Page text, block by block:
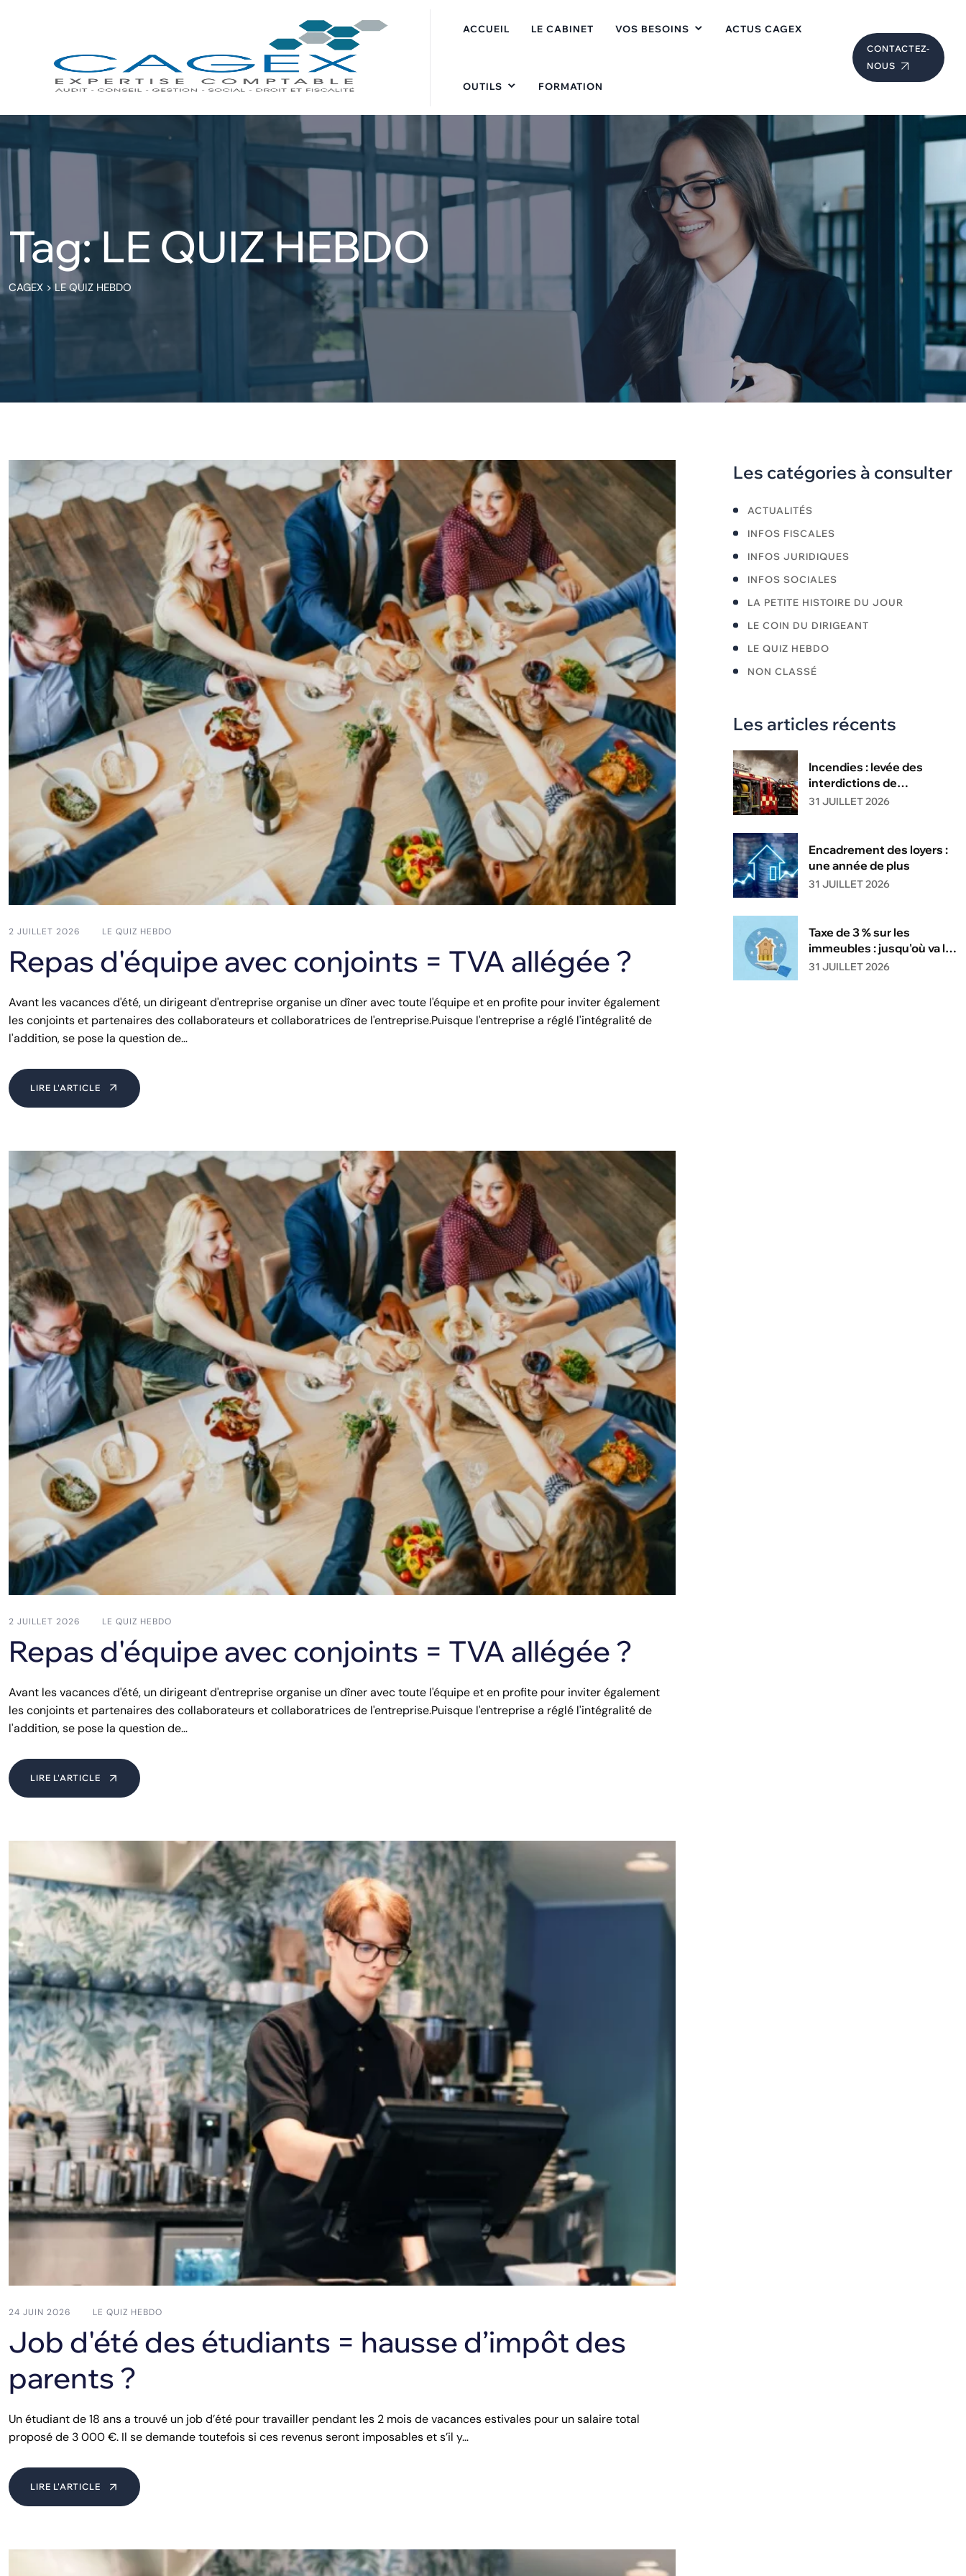
ACCUEIL LE CABINET VOS BESOINS ACTUS CAGEX
OUTILS FORMATION
CONTACTEZ-
NOUS
Tag: LE QUIZ HEBDO
CAGEX >LE QUIZ HEBDO
2 JUILLET 2026 LE QUIZ HEBDO
Repas d'équipe avec conjoints = TVA allégée ?
Avant les vacances d'été, un dirigeant d'entreprise organise un dîner avec toute l'équipe et en profite pour inviter également
les conjoints et partenaires des collaborateurs et collaboratrices de l'entreprise.Puisque l'entreprise a réglé l'intégralité de
l'addition, se pose la question de…
LIRE L'ARTICLE
2 JUILLET 2026 LE QUIZ HEBDO
Repas d'équipe avec conjoints = TVA allégée ?
Avant les vacances d'été, un dirigeant d'entreprise organise un dîner avec toute l'équipe et en profite pour inviter également
les conjoints et partenaires des collaborateurs et collaboratrices de l'entreprise.Puisque l'entreprise a réglé l'intégralité de
l'addition, se pose la question de…
LIRE L'ARTICLE
24 JUIN 2026 LE QUIZ HEBDO
Job d'été des étudiants = hausse d’impôt des
parents ?
Un étudiant de 18 ans a trouvé un job d’été pour travailler pendant les 2 mois de vacances estivales pour un salaire total
proposé de 3 000 €. Il se demande toutefois si ces revenus seront imposables et s’il y…
LIRE L'ARTICLE
Les catégories à consulter
ACTUALITÉS
INFOS FISCALES
INFOS JURIDIQUES
INFOS SOCIALES
LA PETITE HISTOIRE DU JOUR
LE COIN DU DIRIGEANT
LE QUIZ HEBDO
NON CLASSÉ
Les articles récents
Incendies : levée des
interdictions de
circulation
31 JUILLET 2026
Encadrement des loyers :
une année de plus
31 JUILLET 2026
Taxe de 3 % sur les
immeubles : jusqu'où va la
tolérance de
31 JUILLET 2026